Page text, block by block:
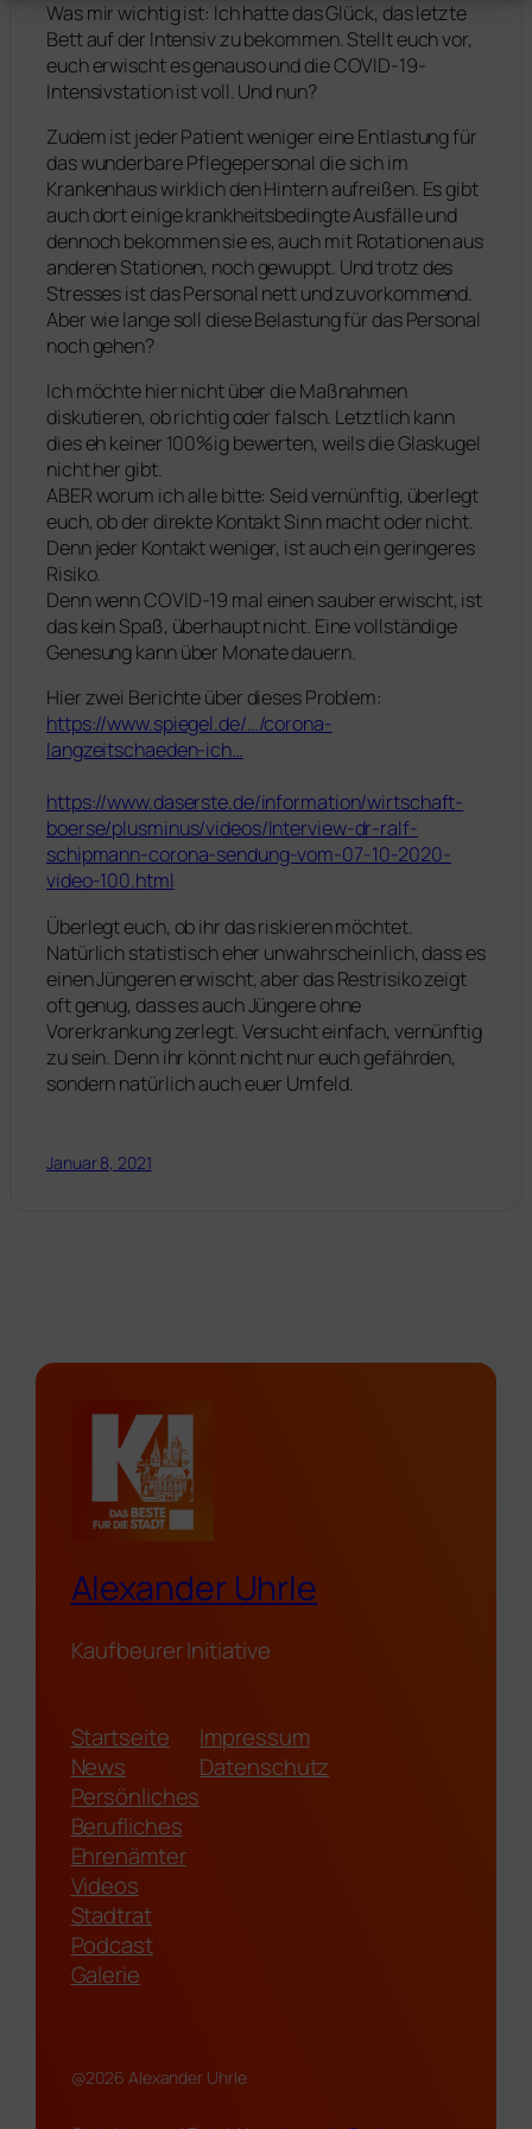
Was mir wichtig ist: Ich hatte das Glück, das letzte
Bett auf der Intensiv zu bekommen. Stellt euch vor,
euch erwischt es genauso und die COVID-19-
Intensivstation ist voll. Und nun?
Zudem ist jeder Patient weniger eine Entlastung für
das wunderbare Pflegepersonal die sich im
Krankenhaus wirklich den Hintern aufreißen. Es gibt
auch dort einige krankheitsbedingte Ausfälle und
dennoch bekommen sie es, auch mit Rotationen aus
anderen Stationen, noch gewuppt. Und trotz des
Stresses ist das Personal nett und zuvorkommend.
Aber wie lange soll diese Belastung für das Personal
noch gehen?
Ich möchte hier nicht über die Maßnahmen
diskutieren, ob richtig oder falsch. Letztlich kann
dies eh keiner 100%ig bewerten, weils die Glaskugel
nicht her gibt.
ABER worum ich alle bitte: Seid vernünftig, überlegt
euch, ob der direkte Kontakt Sinn macht oder nicht.
Denn jeder Kontakt weniger, ist auch ein geringeres
Risiko.
Denn wenn COVID-19 mal einen sauber erwischt, ist
das kein Spaß, überhaupt nicht. Eine vollständige
Genesung kann über Monate dauern.
Hier zwei Berichte über dieses Problem:
https://www.spiegel.de/…/corona-
langzeitschaeden-ich…
https://www.daserste.de/information/wirtschaft-
boerse/plusminus/videos/Interview-dr-ralf-
schipmann-corona-sendung-vom-07-10-2020-
video-100.html
Überlegt euch, ob ihr das riskieren möchtet.
Natürlich statistisch eher unwahrscheinlich, dass es
einen Jüngeren erwischt, aber das Restrisiko zeigt
oft genug, dass es auch Jüngere ohne
Vorerkrankung zerlegt. Versucht einfach, vernünftig
zu sein. Denn ihr könnt nicht nur euch gefährden,
sondern natürlich auch euer Umfeld.
Januar 8, 2021
Alexander Uhrle
Kaufbeurer Initiative
Startseite
News
Persönliches
Berufliches
Ehrenämter
Videos
Stadtrat
Podcast
Galerie
Impressum
Datenschutz
@2026 Alexander Uhrle